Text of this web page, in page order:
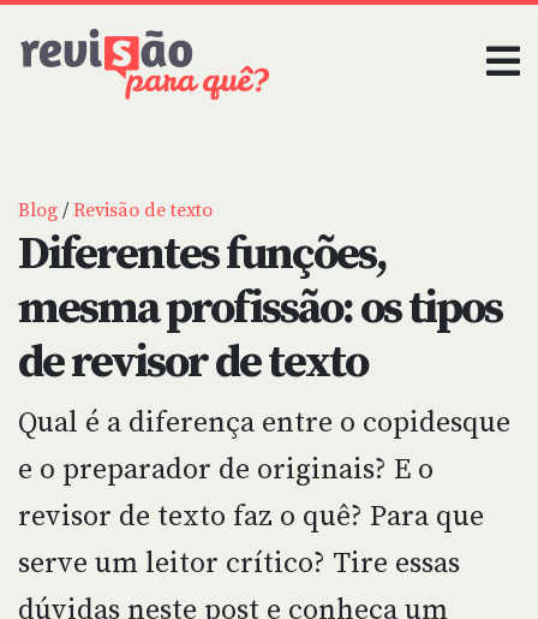
Blog / Revisão de texto
Diferentes funções,
mesma profissão: os tipos
de revisor de texto
Qual é a diferença entre o copidesque
e o preparador de originais? E o
revisor de texto faz o quê? Para que
serve um leitor crítico? Tire essas
dúvidas neste post e conheça um